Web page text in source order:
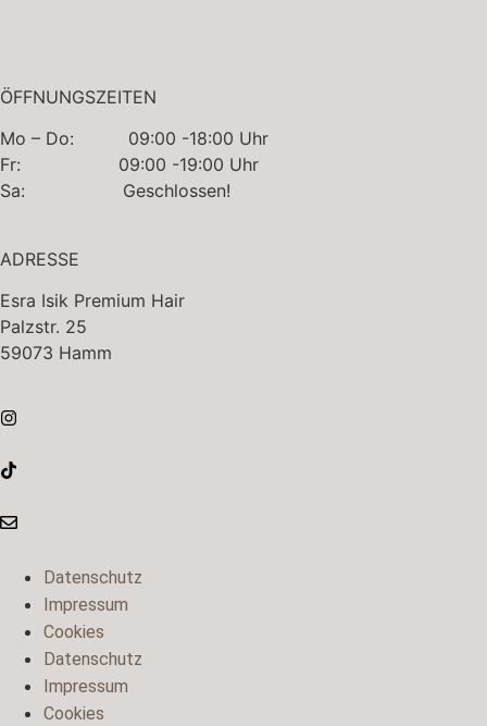
ÖFFNUNGSZEITEN
Mo – Do: 09:00 -18:00 Uhr
Fr: 09:00 -19:00 Uhr
Sa: Geschlossen!
ADRESSE
Esra Isik Premium Hair
Palzstr. 25
59073 Hamm
Datenschutz
Impressum
Cookies
Datenschutz
Impressum
Cookies